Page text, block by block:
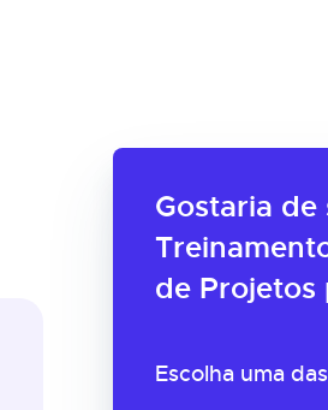
Gostaria
de Projetos
Escolha uma